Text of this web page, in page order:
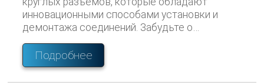
инновационными способами установки и
демонтажа соединений. Забудьте о
сложностях пайки и оцените удобство
быстрого и простого соединения проводов,
печатных плат и электрических коробок.
Подробнее